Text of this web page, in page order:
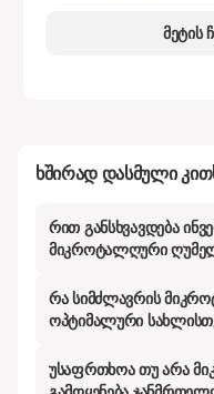
შეგვინარჩუნოს
ბიუჯეტური
დასრულებული
მოდელებით
შერჩევისას
მიაქციოთ
ოჯახის
მეტის
ხშირად დასმული
რით განსხვავდება
მიკროტალღური
რა სიმძლავრის
ოპტიმალური
უსაფრთხოა თუ არა